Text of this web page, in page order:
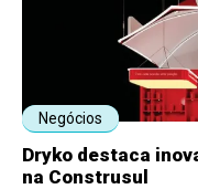
Negócios
Dryko destaca
na Construsul